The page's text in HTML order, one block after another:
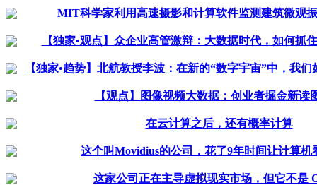
MIT科学家利用高速摄影和计算软件监测建筑微观
【独家•观点】众企业高管激辩：大数据时代，如何抓
【独家•趋势】北航教授李波：在新的“数字宇宙”中，我
【观点】图像视频大数据：创业者掘金新读
在云计算之后，还有概率计算
这个叫Movidius的公司，花了9年时间让计算机
这家公司正在主导虚拟现实市场，但它不是